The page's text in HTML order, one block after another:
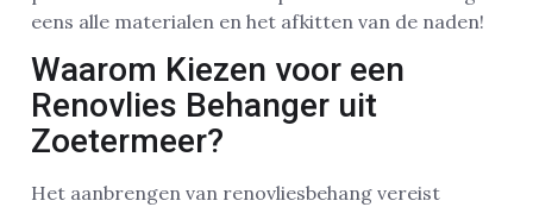
eens alle materialen en het afkitten van de naden!
Waarom Kiezen voor een
Renovlies Behanger uit
Zoetermeer?
Het aanbrengen van renovliesbehang vereist